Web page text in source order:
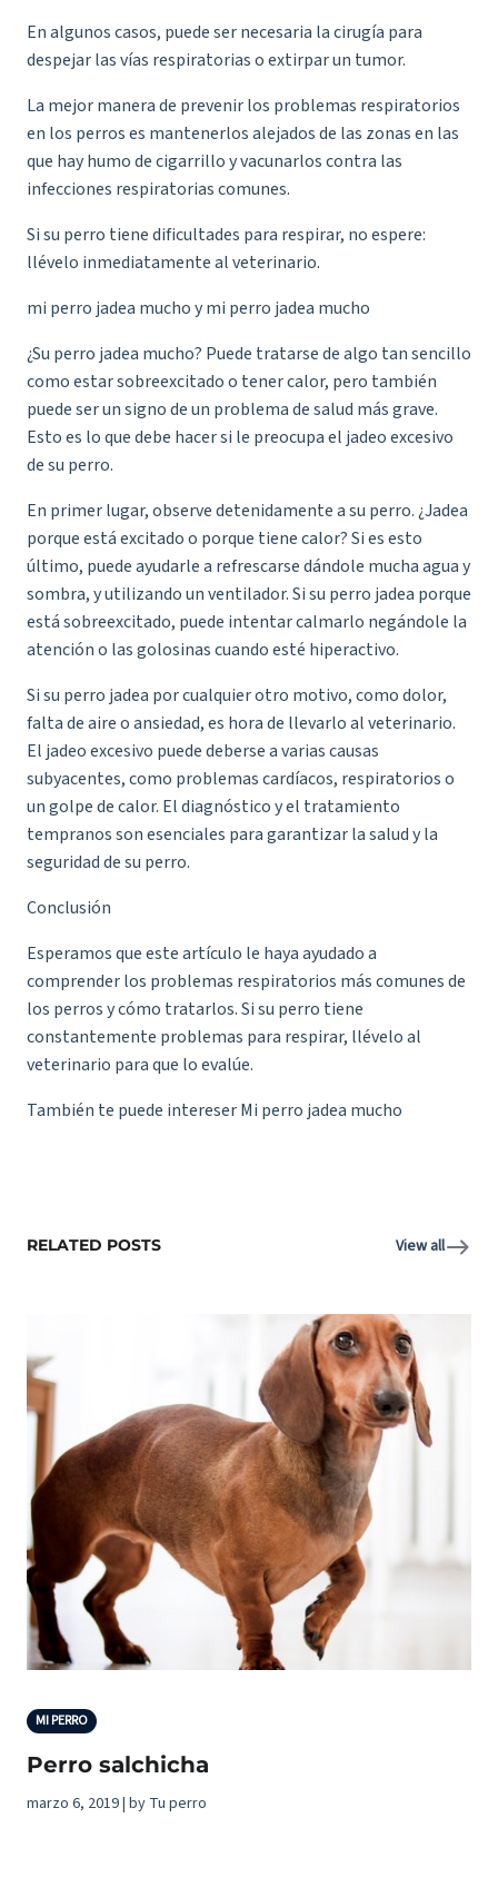
En algunos casos, puede ser necesaria la cirugía para
despejar las vías respiratorias o extirpar un tumor.
La mejor manera de prevenir los problemas respiratorios
en los perros es mantenerlos alejados de las zonas en las
que hay humo de cigarrillo y vacunarlos contra las
infecciones respiratorias comunes.
Si su perro tiene dificultades para respirar, no espere:
llévelo inmediatamente al veterinario.
mi perro jadea mucho y mi perro jadea mucho
¿Su perro jadea mucho? Puede tratarse de algo tan sencillo
como estar sobreexcitado o tener calor, pero también
puede ser un signo de un problema de salud más grave.
Esto es lo que debe hacer si le preocupa el jadeo excesivo
de su perro.
En primer lugar, observe detenidamente a su perro. ¿Jadea
porque está excitado o porque tiene calor? Si es esto
último, puede ayudarle a refrescarse dándole mucha agua y
sombra, y utilizando un ventilador. Si su perro jadea porque
está sobreexcitado, puede intentar calmarlo negándole la
atención o las golosinas cuando esté hiperactivo.
Si su perro jadea por cualquier otro motivo, como dolor,
falta de aire o ansiedad, es hora de llevarlo al veterinario.
El jadeo excesivo puede deberse a varias causas
subyacentes, como problemas cardíacos, respiratorios o
un golpe de calor. El diagnóstico y el tratamiento
tempranos son esenciales para garantizar la salud y la
seguridad de su perro.
Conclusión
Esperamos que este artículo le haya ayudado a
comprender los problemas respiratorios más comunes de
los perros y cómo tratarlos. Si su perro tiene
constantemente problemas para respirar, llévelo al
veterinario para que lo evalúe.
También te puede intereserMi perro jadea mucho
RELATED POSTS View all
MI PERRO
Perro salchicha
marzo 6, 2019 | by Tu perro